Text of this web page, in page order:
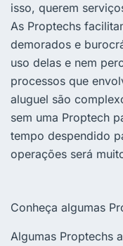
isso, querem
As Proptechs
demorados e
uso delas e nem
processos que
aluguel são
sem uma Proptech
tempo despendido
operações será
Conheça algumas
Algumas Proptechs